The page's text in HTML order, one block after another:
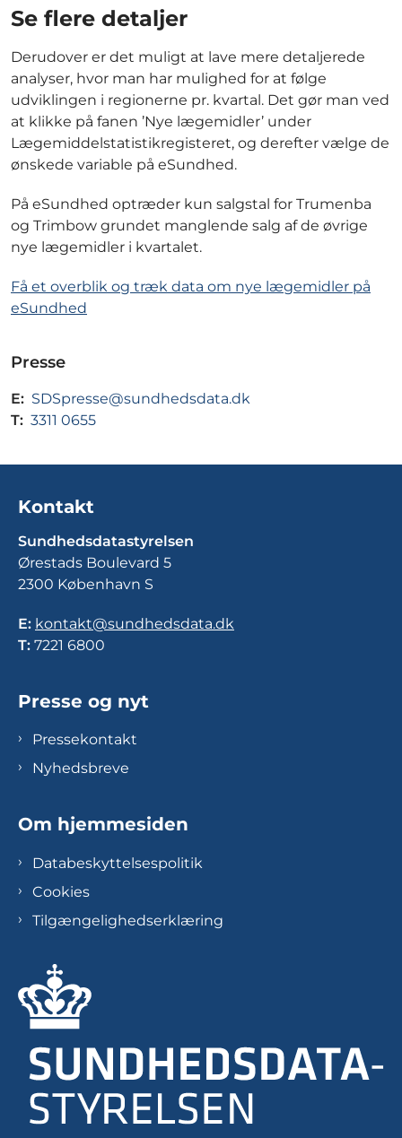
Se flere detaljer
Derudover er det muligt at lave mere detaljerede
analyser, hvor man har mulighed for at følge
udviklingen i regionerne pr. kvartal. Det gør man ved
at klikke på fanen ’Nye lægemidler’ under
Lægemiddelstatistikregisteret, og derefter vælge de
ønskede variable på eSundhed.
På eSundhed optræder kun salgstal for Trumenba
og Trimbow grundet manglende salg af de øvrige
nye lægemidler i kvartalet.
Få et overblik og træk data om nye lægemidler på
eSundhed
Presse
E: SDSpresse@sundhedsdata.dk
T: 3311 0655
Kontakt
Sundhedsdatastyrelsen
Ørestads Boulevard 5
2300 København S
E: kontakt@sundhedsdata.dk
T: 7221 6800
Presse og nyt
Pressekontakt
Nyhedsbreve
Om hjemmesiden
Databeskyttelsespolitik
Cookies
Tilgængelighedserklæring